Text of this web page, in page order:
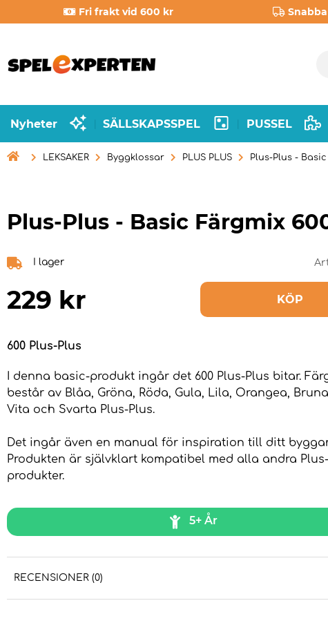
Fri frakt vid 600 kr
Nyheter SÄLLSKAPSSPEL PUSSEL
 LEKSAKER Byggklossar PLUS PLUS Plus-Plus -
Plus-Plus - Basic Färgmix
I lager
229 kr KÖP
600 Plus-Plus
I denna basic-produkt ingår det 600 Plus-Plus bitar.
består av Blåa, Gröna, Röda, Gula, Lila, Orangea,
Vita och Svarta Plus-Plus.
Det ingår även en manual för inspiration till ditt
Produkten är självklart kompatibel med alla andra
produkter.
5+ År
RECENSIONER (0)